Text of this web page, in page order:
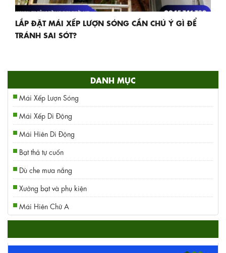
LẮP ĐẶT MÁI XẾP LƯỢN SÓNG CẦN CHÚ Ý GÌ ĐỂ
TRÁNH SAI SÓT?
DANH MỤC
Mái Xếp Lượn Sóng
Mái Xếp Di Động
Mái Hiên Di Động
Bạt thả tự cuốn
Dù che mưa nắng
Xưởng bạt và phụ kiện
Mái Hiên Chữ A